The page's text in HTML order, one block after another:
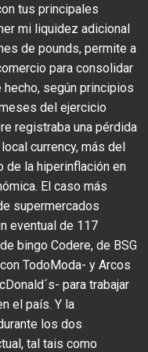
tus principales
mi liquidez adicional
de pounds, permite a
para consolidar
según principios
del ejercicio
registraba una pérdida
currency, más del
de la hiperinflación en
El caso más
supermercados
eventual de 117
bingo Codere, de BSG
TodoModa- y Arcos
para trabajar
el país. Y la
los dos
tal tais como